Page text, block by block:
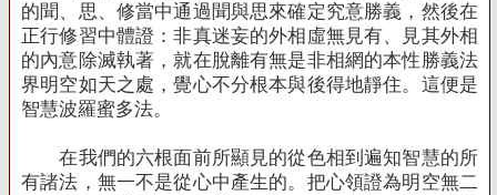
的聞、思、修當中通過聞與思來確定究意勝義，然後在
正行修習中體證：非真迷妄的外相虛無見有、見其外相
的內意除滅執著，就在脫離有無是非相網的本性勝義法
界明空如天之處，覺心不分根本與後得地靜住。這便是
智慧波羅蜜多法。
在我們的六根面前所顯見的從色相到遍知智慧的所
有諸法，無一不是從心中產生的。把心領證為明空無二